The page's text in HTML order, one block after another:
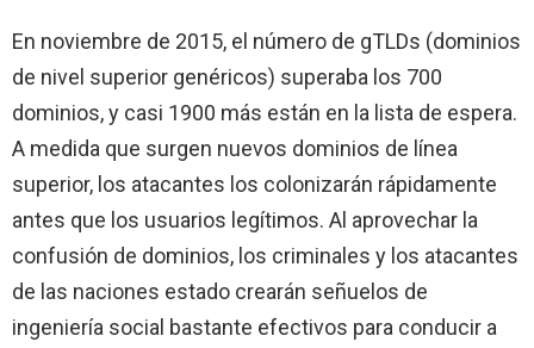
En noviembre de 2015, el número de gTLDs (dominios
de nivel superior genéricos) superaba los 700
dominios, y casi 1900 más están en la lista de espera.
A medida que surgen nuevos dominios de línea
superior, los atacantes los colonizarán rápidamente
antes que los usuarios legítimos. Al aprovechar la
confusión de dominios, los criminales y los atacantes
de las naciones estado crearán señuelos de
ingeniería social bastante efectivos para conducir a